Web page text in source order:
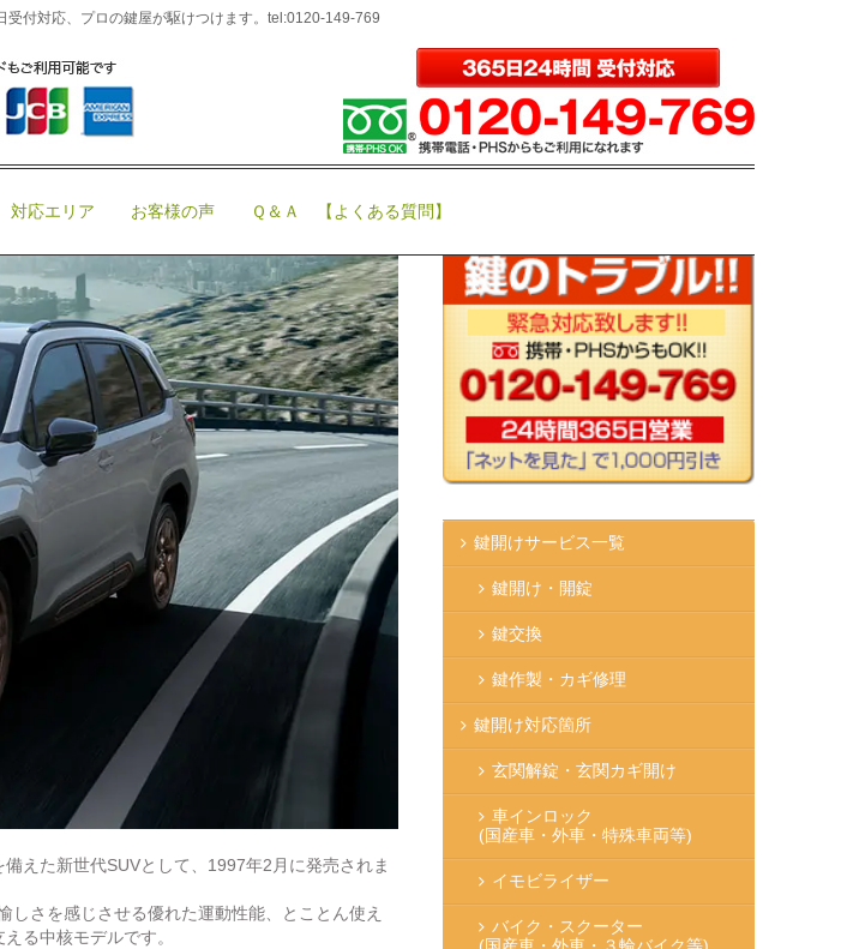
付対応、プロの鍵屋が駆けつけます。 tel:0120-149-769
対応エリア お客様の声 Ｑ＆Ａ 【よくある質問】
えた新世代SUVとして、1997年2月に発売されま
さを感じさせる優れた運動性能、とことん使え
る中核モデルです。
サイト内検索
鍵開けサービス一覧
鍵開け・開錠
鍵交換
鍵作製・カギ修理
鍵開け対応箇所
玄関解錠・玄関カギ開け
車インロック
(国産車・外車・特殊車両等)
イモビライザー
バイク・スクーター